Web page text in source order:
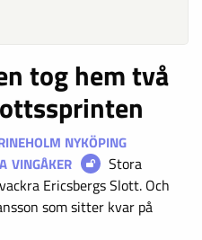
tog hem två
NYKÖPING
VINGÅKER
Stora
Ericsbergs Slott. Och
som sitter kvar på